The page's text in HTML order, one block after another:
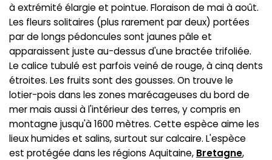
à extrémité élargie et pointue. Floraison de mai à août.
Les fleurs solitaires (plus rarement par deux) portées
par de longs pédoncules sont jaunes pâle et
apparaissent juste au-dessus d'une bractée trifoliée.
Le calice tubulé est parfois veiné de rouge, à cinq dents
étroites. Les fruits sont des gousses. On trouve le
lotier-pois dans les zones marécageuses du bord de
mer mais aussi à l'intérieur des terres, y compris en
montagne jusqu'à 1600 mètres. Cette espèce aime les
lieux humides et salins, surtout sur calcaire. L'espèce
est protégée dans les régions Aquitaine, Bretagne,